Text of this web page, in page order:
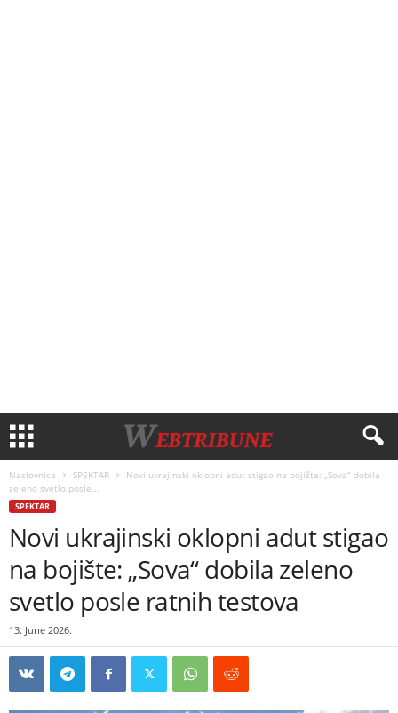
Naslovnica SPEKTAR
Novi ukrajinski oklopni adut stigao na bojište: „Sova“ dobila
zeleno svetlo posle...
SPEKTAR
Novi ukrajinski oklopni adut stigao
na bojište: „Sova“ dobila zeleno
svetlo posle ratnih testova
13. June 2026.